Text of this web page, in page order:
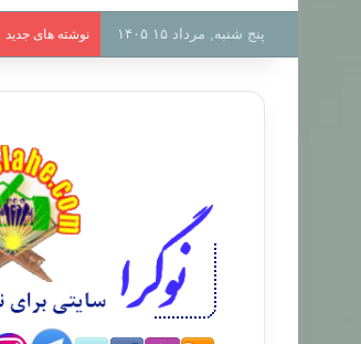
پنج شنبه, مرداد ۱۵ ۱۴۰۵ نوشته های جدید